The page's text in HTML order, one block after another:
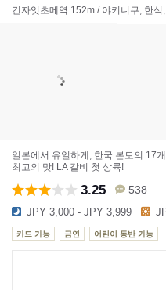
긴자잇초메역 152m / 야키니쿠, 한식
일본에서 유일하게, 한국 본토의 17
최고의 맛! LA 갈비 첫 상륙!
3.25 538
JPY 3,000 - JPY 3,999
카드 가능 금연 어린이 동반 가능